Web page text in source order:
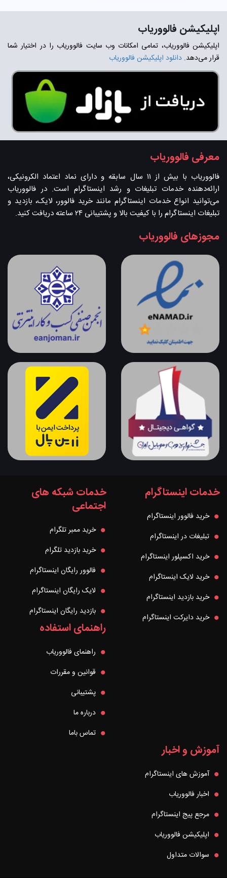
اپلیکیشن فالووریاب
اپلیکیشن فالووریاب، تمامی امکانات وب سایت فالووریاب را در اختیار شما
قرار می‌دهد. دانلود اپلیکیشن فالووریاب
معرفی فالووریاب
فالووریاب با بیش از ۱۱ سال سابقه و دارای نماد اعتماد الکرونیکی،
ارائه‌دهنده خدمات تبلیغات و رشد اینستاگرام است. در فالووریاب
می‌توانید انواع خدمات اینستاگرام مانند خرید فالوور، لایک، بازدید و
تبلیغات اینستاگرام را با کیفیت بالا و پشتیبانی ۲۴ ساعته دریافت کنید.
مجوزهای فالووریاب
خدمات اینستاگرام
خرید فالوور اینستاگرام
تبلیغات در اینستاگرام
خرید اکسپلور اینستاگرام
خرید لایک اینستاگرام
خرید بازدید اینستاگرام
خرید دایرکت اینستاگرام
خدمات شبکه های
اجتماعی
خرید ممبر تلگرام
خرید بازدید تلگرام
فالوور رایگان اینستاگرام
لایک رایگان اینستاگرام
بازدید رایگان اینستاگرام
راهنمای استفاده
راهنمای فالووریاب
قوانین و مقررات
پشتیبانی
درباره ما
تماس باما
آموزش و اخبار
آموزش های اینستاگرام
اخبار فالووریاب
مرجع پیج اینستاگرام
اپلیکیشن فالووریاب
سوالات متداول